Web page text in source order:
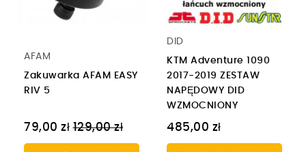
AFAM
Zakuwarka AFAM EASY
RIV 5
79,00 zł Cena
regularna
129,00 zł
DID
KTM Adventure 1090
2017-2019 ZESTAW
NAPĘDOWY DID
WZMOCNIONY
485,00 zł